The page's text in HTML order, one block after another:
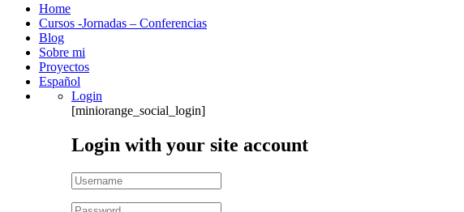
Home
Cursos -Jornadas – Conferencias
Blog
Sobre mi
Proyectos
Español
Login
[miniorange_social_login]
Login with your site account